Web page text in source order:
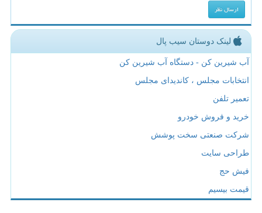
لینک دوستان سیب پال
آب شیرین کن - دستگاه آب شیرین کن
انتخابات مجلس ، کاندیدای مجلس
تعمیر تلفن
خرید و فروش خودرو
شرکت صنعتی سخت پوشش
طراحی سایت
فیش حج
قیمت بیسیم